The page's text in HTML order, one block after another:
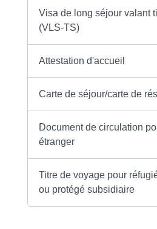
Visa de long séjour valant
(VLS-TS)
Attestation d'accueil
Carte de séjour/carte de
Document de circulation
étranger
Titre de voyage pour
ou protégé subsidiaire